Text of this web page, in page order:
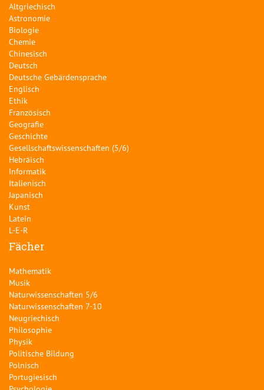
Altgriechisch
Astronomie
Biologie
Chemie
Chinesisch
Deutsch
Deutsche Gebärdensprache
Englisch
Ethik
Französisch
Geografie
Geschichte
Gesellschaftswissenschaften (5/6)
Hebräisch
Informatik
Italienisch
Japanisch
Kunst
Latein
L-E-R
Fächer
Mathematik
Musik
Naturwissenschaften 5/6
Naturwissenschaften 7-10
Neugriechisch
Philosophie
Physik
Politische Bildung
Polnisch
Portugiesisch